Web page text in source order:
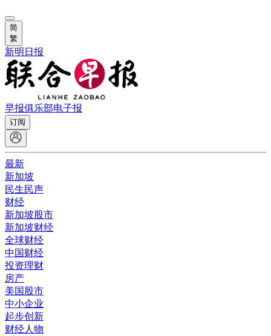
简
繁
新明日报
早报俱乐部电子报
订阅
最新
新加坡
民生民声
财经
新加坡股市
新加坡财经
全球财经
中国财经
投资理财
房产
美国股市
中小企业
起步创新
财经人物